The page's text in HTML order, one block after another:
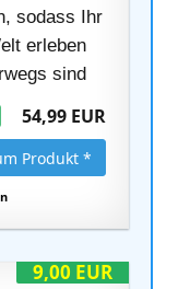
sodass Ihr
erleben
sind
54,99 EUR
Produkt *
9,00 EUR